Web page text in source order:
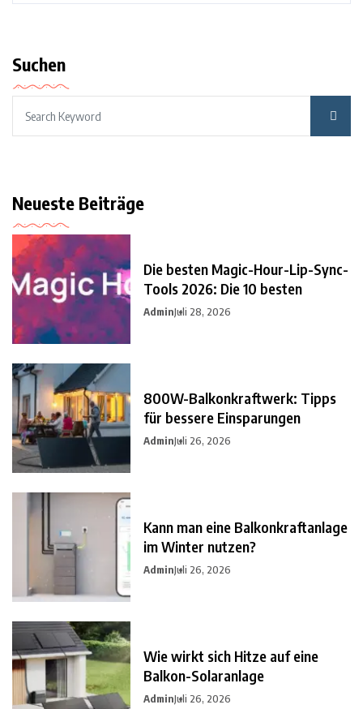
Suchen
Neueste Beiträge
Die besten Magic-Hour-Lip-Sync-
Tools 2026: Die 10 besten
AdminJuli 28, 2026
800W-Balkonkraftwerk: Tipps
für bessere Einsparungen
AdminJuli 26, 2026
Kann man eine Balkonkraftanlage
im Winter nutzen?
AdminJuli 26, 2026
Wie wirkt sich Hitze auf eine
Balkon-Solaranlage
AdminJuli 26, 2026